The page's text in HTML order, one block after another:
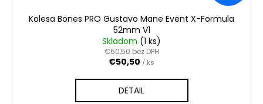
Kolesa Bones PRO Gustavo Mane Event X-Formula
52mm V1
Skladom (1 ks)
€50,50 bez DPH
€50,50 / ks
DETAIL